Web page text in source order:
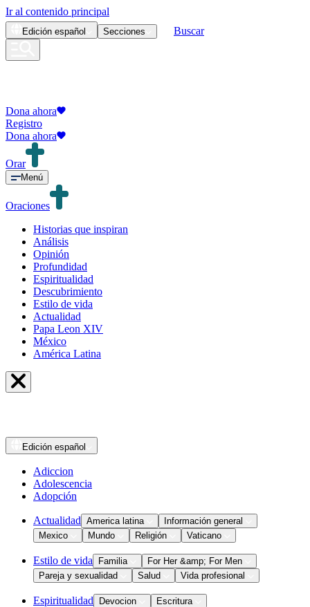
Ir al contenido principal
Edición español Secciones Buscar
Dona ahora
Registro
Dona ahora
Orar
Menú
Oraciones
Historias que inspiran
Análisis
Opinión
Profundidad
Espiritualidad
Descubrimiento
Estilo de vida
Actualidad
Papa Leon XIV
México
América Latina
Edición español
Adiccion
Adolescencia
Adopción
Actualidad America latina
Información general
Mexico
Mundo Religión Vaticano
Estilo de vida Familia
For Her &amp; For Men
Pareja y sexualidad
Salud Vida profesional
Espiritualidad Devocion
Escritura